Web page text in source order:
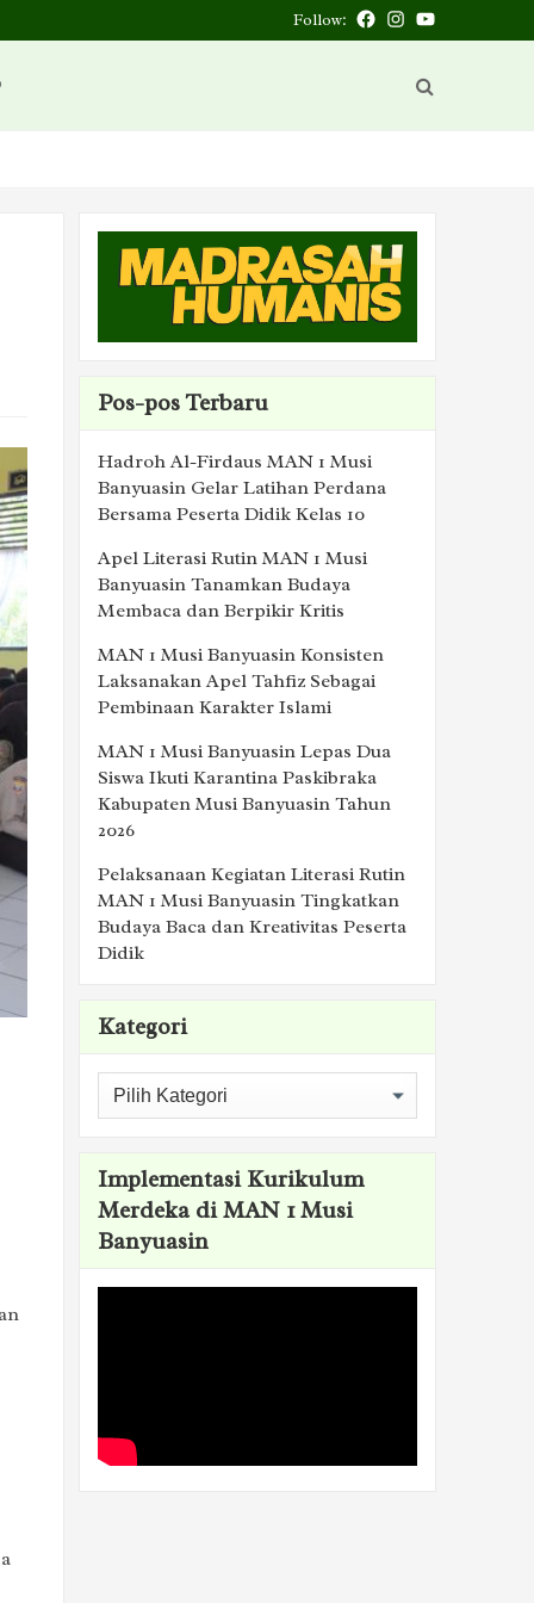
Follow: Facebook
Instagram
You
Pos-pos Terbaru
Hadroh Al-Firdaus MAN 1 Musi
Banyuasin Gelar Latihan Perdana
Bersama Peserta Didik Kelas 10
Apel Literasi Rutin MAN 1 Musi
Banyuasin Tanamkan Budaya
Membaca dan Berpikir Kritis
MAN 1 Musi Banyuasin Konsisten
Laksanakan Apel Tahfiz Sebagai
Pembinaan Karakter Islami
MAN 1 Musi Banyuasin Lepas Dua
Siswa Ikuti Karantina Paskibraka
Kabupaten Musi Banyuasin Tahun
2026
Pelaksanaan Kegiatan Literasi Rutin
MAN 1 Musi Banyuasin Tingkatkan
Budaya Baca dan Kreativitas Peserta
Didik
Kategori
Kategori
Implementasi Kurikulum
Merdeka di MAN 1 Musi
Banyuasin